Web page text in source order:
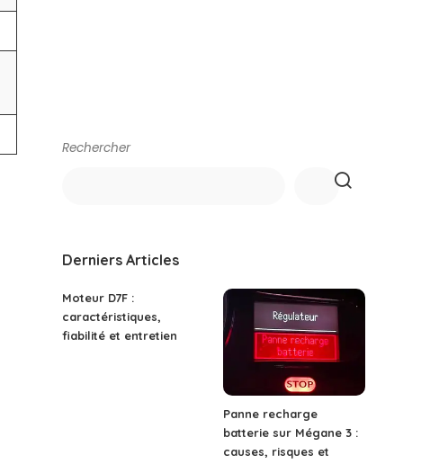
Rechercher
Derniers Articles
Moteur D7F :
caractéristiques,
fiabilité et entretien
Panne recharge
batterie sur Mégane 3 :
causes, risques et